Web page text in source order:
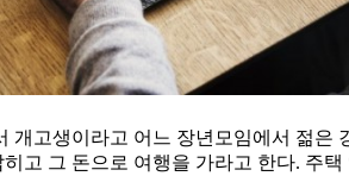
고생이라고 어느 장년모임에서 젊
고 그 돈으로 여행을 가라고 한다. 주